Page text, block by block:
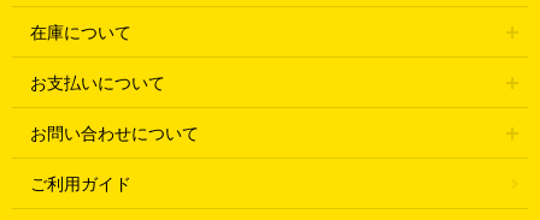
在庫について
お支払いについて
お問い合わせについて
ご利用ガイド